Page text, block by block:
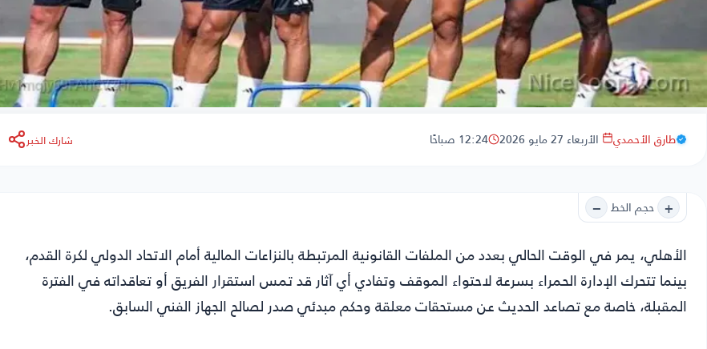
طارق الأحمدي الأربعاء 27 مايو 2026 12:24 صباحًا شارك الخبر
+ حجم الخط −
الأهلي، يمر في الوقت الحالي بعدد من الملفات القانونية المرتبطة بالنزاعات المالية أمام الاتحاد الدولي لكرة القدم،
بينما تتحرك الإدارة الحمراء بسرعة لاحتواء الموقف وتفادي أي آثار قد تمس استقرار الفريق أو تعاقداته في الفترة
المقبلة، خاصة مع تصاعد الحديث عن مستحقات معلقة وحكم مبدئي صدر لصالح الجهاز الفني السابق.